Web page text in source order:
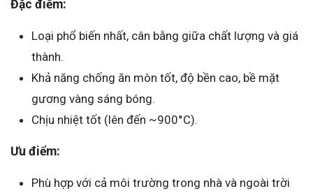
Đặc điểm:
Loại phổ biến nhất, cân bằng giữa chất lượng và giá
thành.
Khả năng chống ăn mòn tốt, độ bền cao, bề mặt
gương vàng sáng bóng.
Chịu nhiệt tốt (lên đến ~900°C).
Ưu điểm:
Phù hợp với cả môi trường trong nhà và ngoài trời